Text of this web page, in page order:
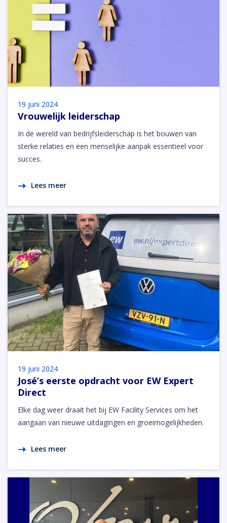
19 juni 2024
Vrouwelijk leiderschap
In de wereld van bedrijfsleiderschap is het bouwen van
sterke relaties en een menselijke aanpak essentieel voor
succes.
Lees meer
19 juni 2024
José’s eerste opdracht voor EW Expert
Direct
Elke dag weer draait het bij EW Facility Services om het
aangaan van nieuwe uitdagingen en groeimogelijkheden.
Lees meer